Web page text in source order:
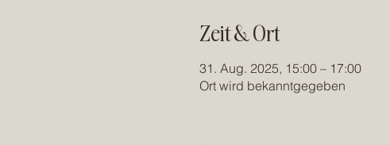
Zeit & Ort
31. Aug. 2025, 15:00 – 17:00
Ort wird bekanntgegeben